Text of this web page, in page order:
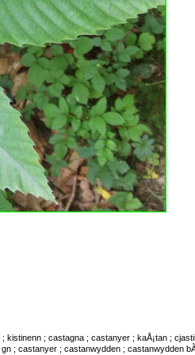
; castagna ; castanyer ; kaÅ¡tan ;
; castanyer ; castanwydden ; castanwydden